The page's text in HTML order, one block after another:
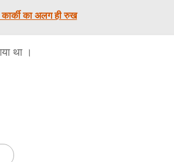
का अलग ही रुख
था ।